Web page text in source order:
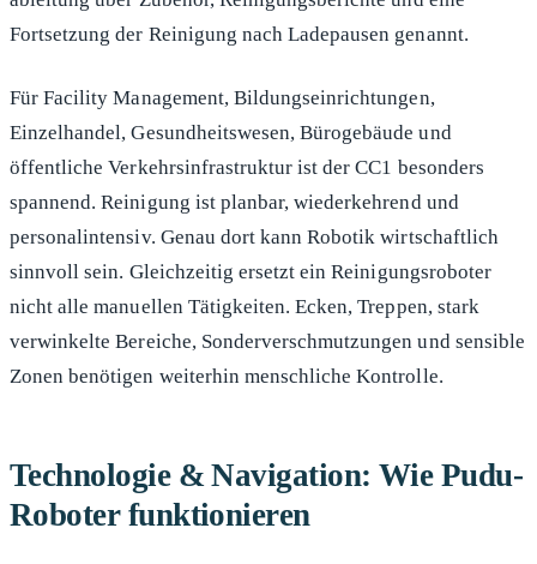
Fortsetzung der Reinigung nach Ladepausen genannt.
Für Facility Management, Bildungseinrichtungen,
Einzelhandel, Gesundheitswesen, Bürogebäude und
öffentliche Verkehrsinfrastruktur ist der CC1 besonders
spannend. Reinigung ist planbar, wiederkehrend und
personalintensiv. Genau dort kann Robotik wirtschaftlich
sinnvoll sein. Gleichzeitig ersetzt ein Reinigungsroboter
nicht alle manuellen Tätigkeiten. Ecken, Treppen, stark
verwinkelte Bereiche, Sonderverschmutzungen und sensible
Zonen benötigen weiterhin menschliche Kontrolle.
Technologie & Navigation: Wie Pudu-
Roboter funktionieren